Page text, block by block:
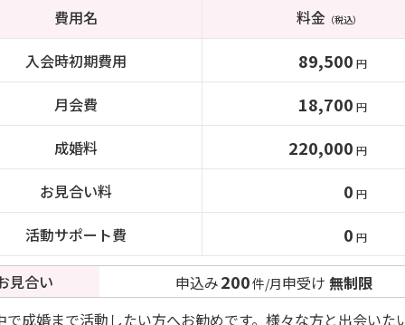
費用名 料金（税込）
入会時初期費用 89,500 円
月会費 18,700 円
成婚料 220,000 円
お見合い料 0 円
活動サポート費 0 円
見合い 申込み200件/月申受け 無制限
で成婚まで活動したい方へお勧めです。様々な方と出会いた